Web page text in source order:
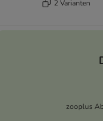
2 Varianten
zooplus